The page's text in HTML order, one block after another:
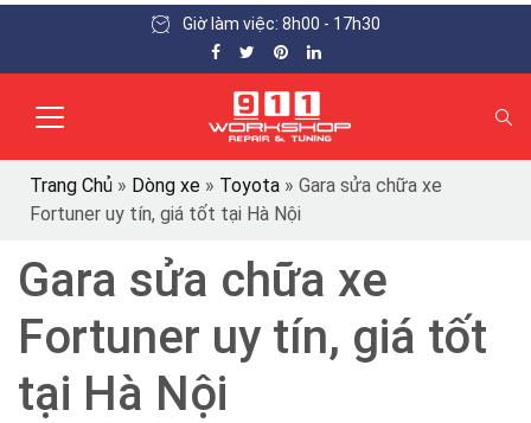
Giờ làm việc: 8h00 - 17h30
Trang Chủ » Dòng xe » Toyota » Gara sửa chữa xe
Fortuner uy tín, giá tốt tại Hà Nội
Gara sửa chữa xe
Fortuner uy tín, giá tốt
tại Hà Nội